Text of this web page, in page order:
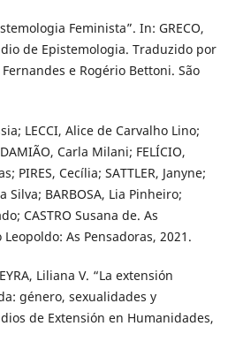
Feminista”. In: GRECO,
de Epistemologia. Traduzido por
e Rogério Bettoni. São
LECCI, Alice de Carvalho Lino;
Carla Milani; FELÍCIO,
PIRES, Cecília; SATTLER, Janyne;
Silva; BARBOSA, Lia Pinheiro;
CASTRO Susana de. As
As Pensadoras, 2021.
Liliana V. “La extensión
género, sexualidades y
de Extensión en Humanidades,